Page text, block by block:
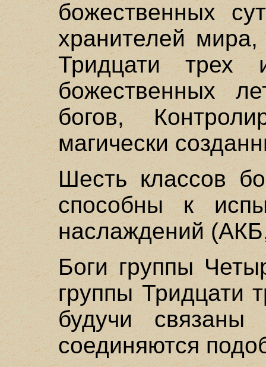
божественных
хранителей
Тридцати
божественных
богов,
магически
Шесть классов
способны к
наслаждений
Боги группы
группы Тридцати
будучи
соединяются